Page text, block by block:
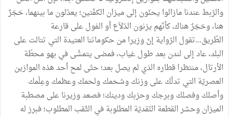
والرّبط عندنا مازالوا يحنّون إلى ميزان الكفّتين؛ يعدّلون ما بينهما، حَجَرٌ
هنا، وحَجَرٌ هناك، كأنّهم يزنون الدّلاّع أو الفول على قارعة
الطّريق...تقول الرّواية إنّ وزيرا من حكوماتنا العتيدة التي تتالت على
البلد، عاد إلى لندن بعد طول غياب، فمضى يتمشّى في بهو محطّة
الأرتال، منتظرا قطاره الذي لم يصل بعد؛ حتّى لمح أحد هذه الموازين
العصريّة التي تدلّك على وزنك وشحمك ولحمك وعظمك وعِلْمك
وأصلك وفصلك وبرجك وحزبك ودينك؛ فصعد وزيرنا على مصطبة
الميزان وحشر القطعة النّقديّة المطلوبة في الثّقب المطلوب؛ فبرز له